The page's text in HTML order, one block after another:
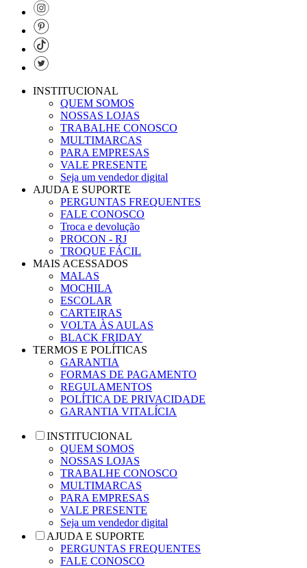
INSTITUCIONAL
QUEM SOMOS
NOSSAS LOJAS
TRABALHE CONOSCO
MULTIMARCAS
PARA EMPRESAS
VALE PRESENTE
Seja um vendedor digital
AJUDA E SUPORTE
PERGUNTAS FREQUENTES
FALE CONOSCO
Troca e devolução
PROCON - RJ
TROQUE FÁCIL
MAIS ACESSADOS
MALAS
MOCHILA
ESCOLAR
CARTEIRAS
VOLTA ÀS AULAS
BLACK FRIDAY
TERMOS E POLÍTICAS
GARANTIA
FORMAS DE PAGAMENTO
REGULAMENTOS
POLÍTICA DE PRIVACIDADE
GARANTIA VITALÍCIA
INSTITUCIONAL
QUEM SOMOS
NOSSAS LOJAS
TRABALHE CONOSCO
MULTIMARCAS
PARA EMPRESAS
VALE PRESENTE
Seja um vendedor digital
AJUDA E SUPORTE
PERGUNTAS FREQUENTES
FALE CONOSCO